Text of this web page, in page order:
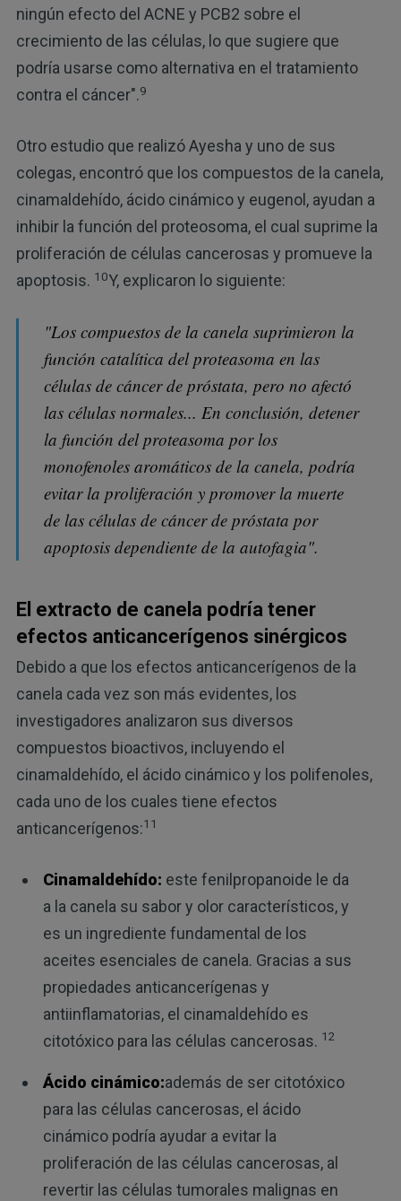
ningún efecto del ACNE y PCB2 sobre el
crecimiento de las células, lo que sugiere que
podría usarse como alternativa en el tratamiento
contra el cáncer".9
Otro estudio que realizó Ayesha y uno de sus
colegas, encontró que los compuestos de la canela,
cinamaldehído, ácido cinámico y eugenol, ayudan a
inhibir la función del proteosoma, el cual suprime la
proliferación de células cancerosas y promueve la
apoptosis. 10Y, explicaron lo siguiente:
"Los compuestos de la canela suprimieron la
función catalítica del proteasoma en las
células de cáncer de próstata, pero no afectó
las células normales... En conclusión, detener
la función del proteasoma por los
monofenoles aromáticos de la canela, podría
evitar la proliferación y promover la muerte
de las células de cáncer de próstata por
apoptosis dependiente de la autofagia".
El extracto de canela podría tener
efectos anticancerígenos sinérgicos
Debido a que los efectos anticancerígenos de la
canela cada vez son más evidentes, los
investigadores analizaron sus diversos
compuestos bioactivos, incluyendo el
cinamaldehído, el ácido cinámico y los polifenoles,
cada uno de los cuales tiene efectos
anticancerígenos:11
Cinamaldehído: este fenilpropanoide le da
a la canela su sabor y olor característicos, y
es un ingrediente fundamental de los
aceites esenciales de canela. Gracias a sus
propiedades anticancerígenas y
antiinflamatorias, el cinamaldehído es
citotóxico para las células cancerosas. 12
Ácido cinámico:además de ser citotóxico
para las células cancerosas, el ácido
cinámico podría ayudar a evitar la
proliferación de las células cancerosas, al
revertir las células tumorales malignas en